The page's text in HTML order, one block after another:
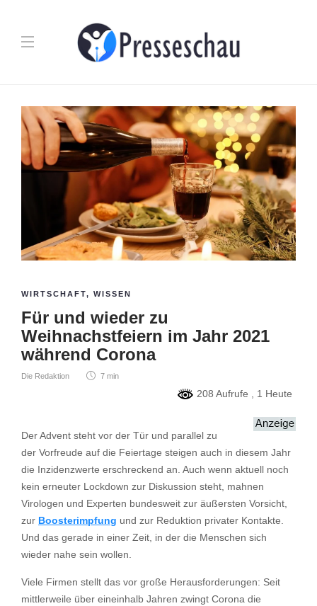
WIRTSCHAFT, WISSEN
Für und wieder zu
Weihnachstfeiern im Jahr 2021
während Corona
Die Redaktion 7 min
208 Aufrufe , 1 Heute
Der Advent steht vor der Tür und parallel zu
der Vorfreude auf die Feiertage steigen auch in diesem Jahr
die Inzidenzwerte erschreckend an. Auch wenn aktuell noch
kein erneuter Lockdown zur Diskussion steht, mahnen
Virologen und Experten bundesweit zur äußersten Vorsicht,
zur Boosterimpfung und zur Reduktion privater Kontakte.
Und das gerade in einer Zeit, in der die Menschen sich
wieder nahe sein wollen.
Viele Firmen stellt das vor große Herausforderungen: Seit
mittlerweile über eineinhalb Jahren zwingt Corona die